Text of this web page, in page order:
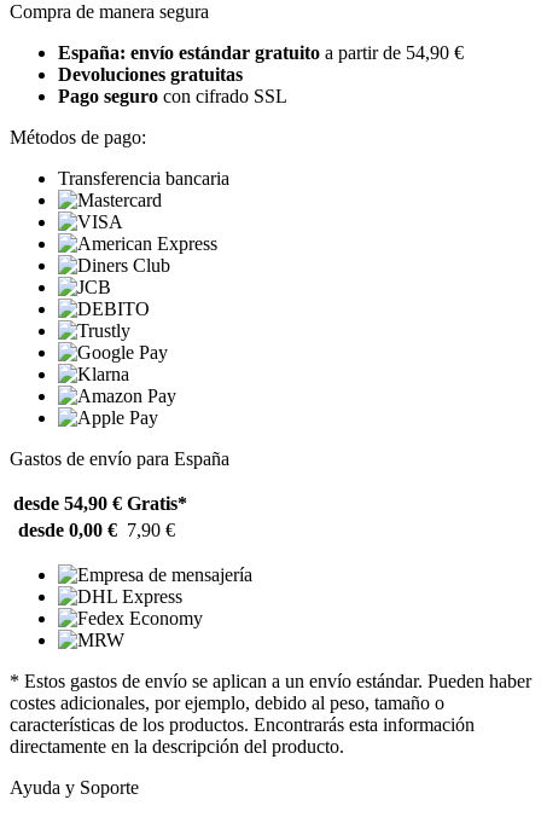
Compra de manera segura
España: envío estándar gratuito a partir de 54,90 €
Devoluciones gratuitas
Pago seguro con cifrado SSL
Métodos de pago:
Transferencia bancaria
Gastos de envío para España
desde 54,90 € Gratis*
desde 0,00 € 7,90 €
* Estos gastos de envío se aplican a un envío estándar. Pueden haber
costes adicionales, por ejemplo, debido al peso, tamaño o
características de los productos. Encontrarás esta información
directamente en la descripción del producto.
Ayuda y Soporte